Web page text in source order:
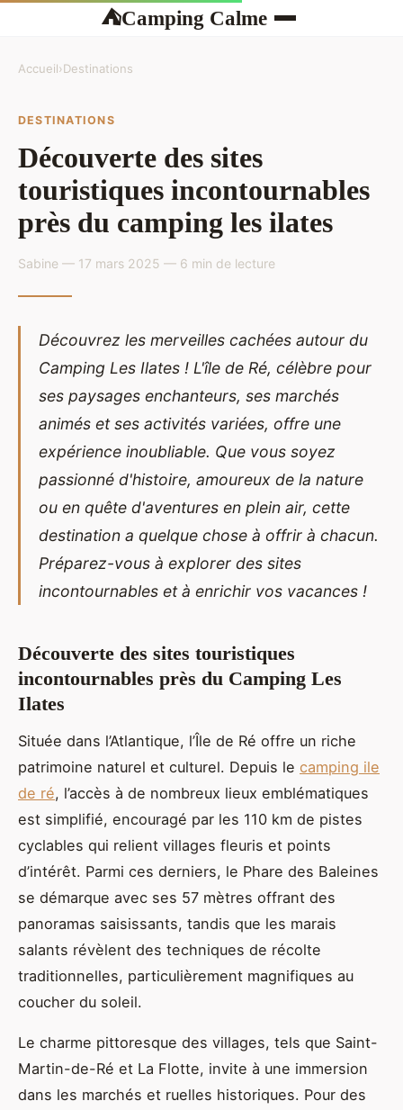
⛺Camping Calme
Accueil›Destinations
DESTINATIONS
Découverte des sites
touristiques incontournables
près du camping les ilates
Sabine — 17 mars 2025 — 6 min de lecture
Découvrez les merveilles cachées autour du
Camping Les Ilates ! L'île de Ré, célèbre pour
ses paysages enchanteurs, ses marchés
animés et ses activités variées, offre une
expérience inoubliable. Que vous soyez
passionné d'histoire, amoureux de la nature
ou en quête d'aventures en plein air, cette
destination a quelque chose à offrir à chacun.
Préparez-vous à explorer des sites
incontournables et à enrichir vos vacances !
Découverte des sites touristiques
incontournables près du Camping Les
Ilates
Située dans l’Atlantique, l’Île de Ré offre un riche
patrimoine naturel et culturel. Depuis le camping ile
de ré, l’accès à de nombreux lieux emblématiques
est simplifié, encouragé par les 110 km de pistes
cyclables qui relient villages fleuris et points
d’intérêt. Parmi ces derniers, le Phare des Baleines
se démarque avec ses 57 mètres offrant des
panoramas saisissants, tandis que les marais
salants révèlent des techniques de récolte
traditionnelles, particulièrement magnifiques au
coucher du soleil.
Le charme pittoresque des villages, tels que Saint-
Martin-de-Ré et La Flotte, invite à une immersion
dans les marchés et ruelles historiques. Pour des